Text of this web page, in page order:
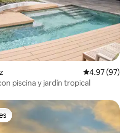
Calificación
4.97 (97)
piscina y jardín tropical